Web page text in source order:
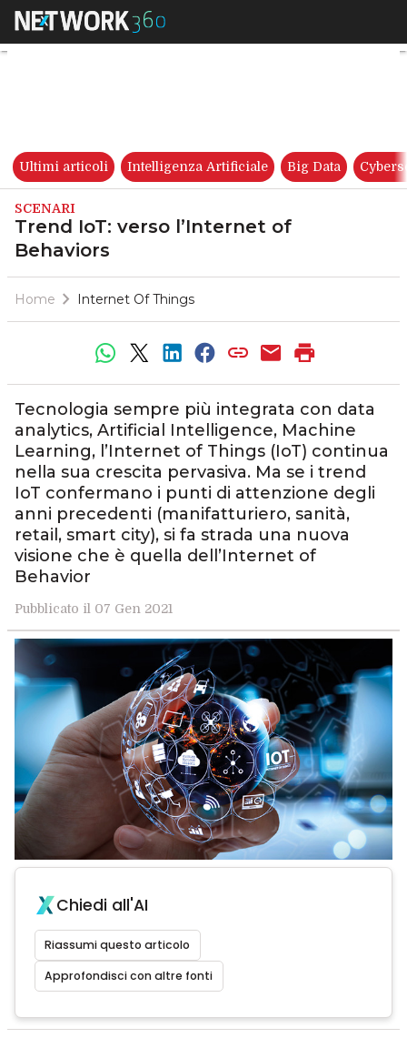
Trend IoT: verso l’Internet of
Ultimi articoli Intelligenza Artificiale Big Data
SCENARI
Trend IoT: verso l’Internet of
Behaviors
Home Internet Of Things
Tecnologia sempre più integrata con data
analytics, Artificial Intelligence, Machine
Learning, l’Internet of Things (IoT) continua
nella sua crescita pervasiva. Ma se i trend
IoT confermano i punti di attenzione degli
anni precedenti (manifatturiero, sanità,
retail, smart city), si fa strada una nuova
visione che è quella dell’Internet of
Behavior
Pubblicato il 07 Gen 2021
Chiedi all'AI
Riassumi questo articolo
Approfondisci con altre fonti